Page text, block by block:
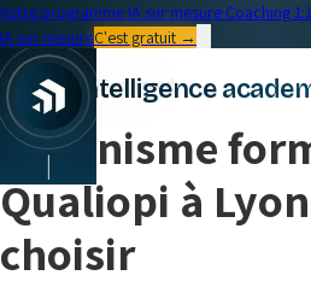
|
Votre programme IA sur mesure·Coaching 1:1
IA sur mesureC'est gratuit →
intelligence
← Blog
Formation IA• 15 min read
Organisme
Qualiopi à
choisir